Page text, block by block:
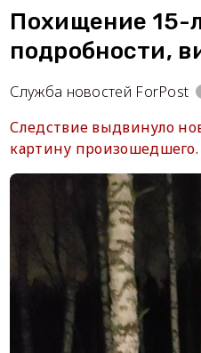
Похищение 15-
подробности,
Служба новостей ForPost
Следствие выдвинуло
картину произошедшего.